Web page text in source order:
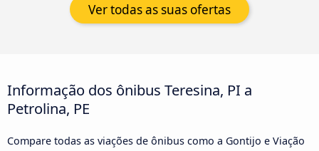
Ver todas as suas ofertas
Informação dos ônibus Teresina, PI a
Petrolina, PE
Compare todas as viações de ônibus como a Gontijo e Viação